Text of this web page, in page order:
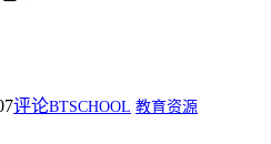
评论BTSCHOOL 教育资源